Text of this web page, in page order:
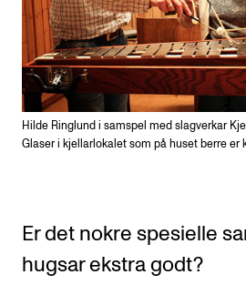
Hilde Ringlund i samspel med slagverkar
Glaser i kjellarlokalet som på huset berre er
Er det nokre spesielle
hugsar ekstra godt?